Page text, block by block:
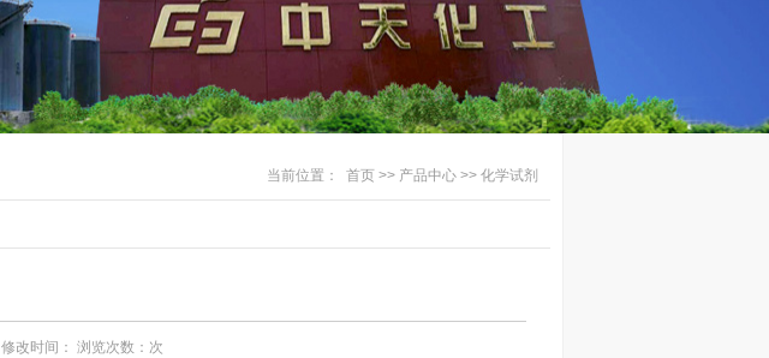
当前位置： 首页 >> 产品中心 >> 化学试剂
修改时间： 浏览次数：次